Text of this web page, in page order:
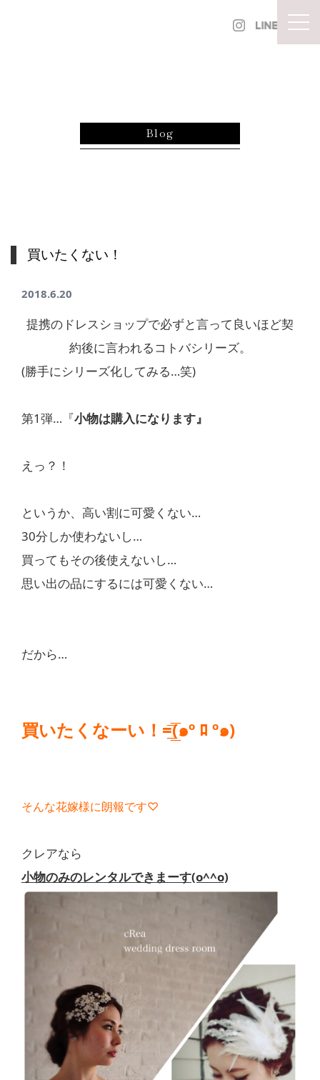
Blog
買いたくない！
2018.6.20
提携のドレスショップで必ずと言って良いほど契
約後に言われるコトバシリーズ。
(勝手にシリーズ化してみる…笑)
第1弾…『小物は購入になります』
えっ？！
というか、高い割に可愛くない…
30分しか使わないし…
買ってもその後使えないし…
思い出の品にするには可愛くない…
だから…
買いたくなーい！=͟͟͞͞(๑º ﾛ º๑)
そんな花嫁様に朗報です♡
クレアなら
小物のみのレンタルできまーす(o^^o)